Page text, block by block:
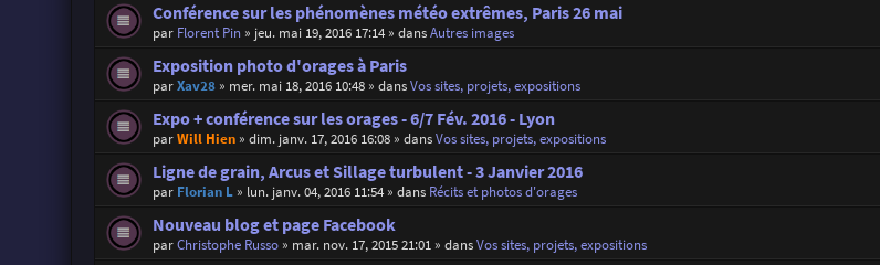
Conférence sur les phénomènes météo extrêmes, Paris 26 mai
par Florent Pin» jeu. mai 19, 2016 17:14» dansAutres images
Exposition photo d'orages à Paris
parXav28» mer. mai 18, 2016 10:48» dansVos sites, projets, expositions
Expo + conférence sur les orages - 6/7 Fév. 2016 - Lyon
parWill Hien» dim. janv. 17, 2016 16:08» dansVos sites, projets, expositions
Ligne de grain, Arcus et Sillage turbulent - 3 Janvier 2016
par Florian L» lun. janv. 04, 2016 11:54» dans Récits et photos d'orages
Nouveau blog et page Facebook
parChristophe Russo» mar. nov. 17, 2015 21:01» dansVos sites, projets, expositions